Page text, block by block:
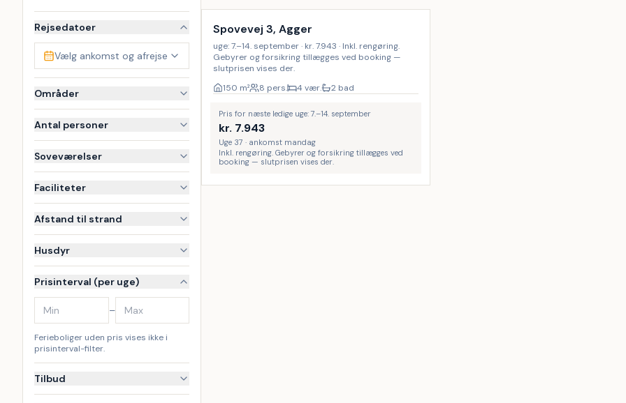
Rejsedatoer
Vælg ankomst og afrejse
Områder
Antal personer
Soveværelser
Faciliteter
Afstand til strand
Husdyr
Prisinterval (per uge)
–
Ferieboliger uden pris vises ikke i
prisinterval-filter.
Tilbud
Spovevej 3, Agger
uge: 7.–14. september · kr. 7.943 · Inkl. rengøring.
Gebyrer og forsikring tillægges ved booking —
slutprisen vises der.
150 m² 8 pers. 4 vær. 2 bad
Pris for næste ledige uge: 7.–14. september
kr. 7.943
Uge 37 · ankomst mandag
Inkl. rengøring. Gebyrer og forsikring tillægges ved
booking — slutprisen vises der.